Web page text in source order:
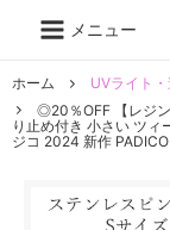
メニュー
ホーム UVライト
◎20％OFF 【レジ
り止め付き 小さい ツィ
ジコ 2024 新作 PADICO